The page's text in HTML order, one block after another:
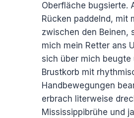
Oberfläche bugsierte.
Rücken paddelnd, mit
zwischen den Beinen,
mich mein Retter ans
sich über mich beugte
Brustkorb mit
Handbewegungen
erbrach literweise
Mississippibrühe und